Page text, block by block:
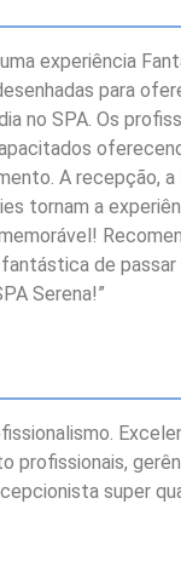
experiência
para
no SPA. Os
A recepção, a
tornam a
de passar
Serena!”
profissionais,
super